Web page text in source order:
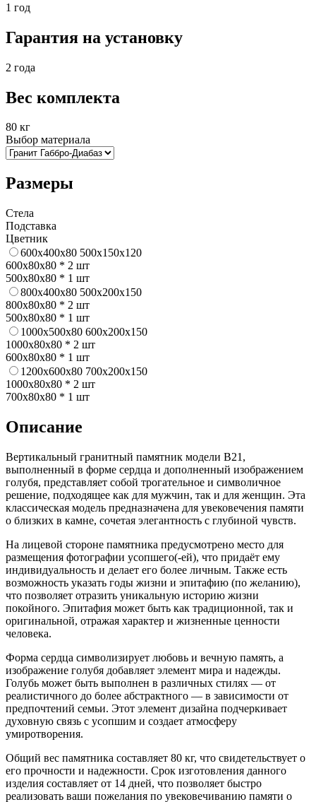
1 год
Гарантия на установку
2 года
Вес комплекта
80 кг
Выбор материала
Размеры
Стела
Подставка
Цветник
600x400x80 500x150x120
600x80x80 * 2 шт
500x80x80 * 1 шт
800х400х80 500х200х150
800х80х80 * 2 шт
500x80x80 * 1 шт
1000x500x80 600x200x150
1000x80x80 * 2 шт
600x80x80 * 1 шт
1200x600x80 700x200x150
1000x80x80 * 2 шт
700x80x80 * 1 шт
Описание
Вертикальный гранитный памятник модели В21,
выполненный в форме сердца и дополненный изображением
голубя, представляет собой трогательное и символичное
решение, подходящее как для мужчин, так и для женщин. Эта
классическая модель предназначена для увековечения памяти
о близких в камне, сочетая элегантность с глубиной чувств.
На лицевой стороне памятника предусмотрено место для
размещения фотографии усопшего(-ей), что придаёт ему
индивидуальность и делает его более личным. Также есть
возможность указать годы жизни и эпитафию (по желанию),
что позволяет отразить уникальную историю жизни
покойного. Эпитафия может быть как традиционной, так и
оригинальной, отражая характер и жизненные ценности
человека.
Форма сердца символизирует любовь и вечную память, а
изображение голубя добавляет элемент мира и надежды.
Голубь может быть выполнен в различных стилях — от
реалистичного до более абстрактного — в зависимости от
предпочтений семьи. Этот элемент дизайна подчеркивает
духовную связь с усопшим и создает атмосферу
умиротворения.
Общий вес памятника составляет 80 кг, что свидетельствует о
его прочности и надежности. Срок изготовления данного
изделия составляет от 14 дней, что позволяет быстро
реализовать ваши пожелания по увековечиванию памяти о